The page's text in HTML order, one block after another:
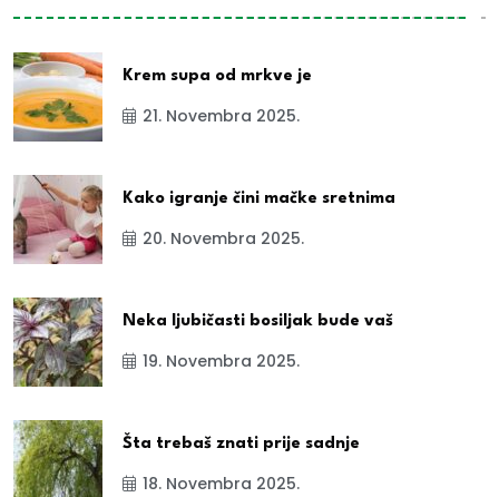
Krem supa od mrkve je
21. Novembra 2025.
Kako igranje čini mačke sretnima
20. Novembra 2025.
Neka ljubičasti bosiljak bude vaš
19. Novembra 2025.
Šta trebaš znati prije sadnje
18. Novembra 2025.